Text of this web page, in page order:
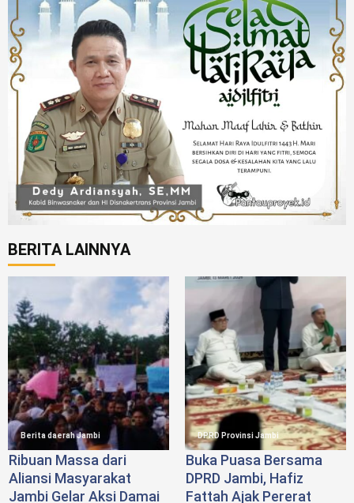
BERITA LAINNYA
Berita daerah Jambi
Ribuan Massa dari
Aliansi Masyarakat
Jambi Gelar Aksi Damai
DPRD Provinsi Jambi
Buka Puasa Bersama
DPRD Jambi, Hafiz
Fattah Ajak Pererat